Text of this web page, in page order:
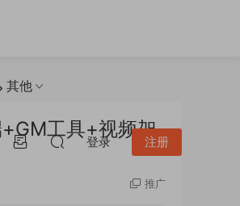
其他
登录 注册
工具+视频架
推广